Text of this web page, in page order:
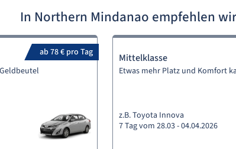
In Northern Mindanao empfehlen
ab 78 € pro Tag Mittelklasse
Etwas mehr Platz und Komfort
z.B. Toyota Innova
7 Tag vom 28.03 - 04.04.2026